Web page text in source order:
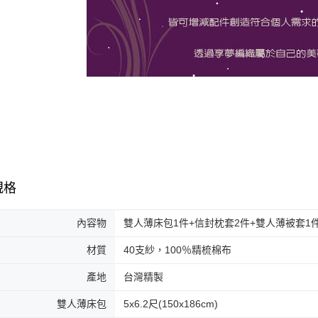
格
內容物 雙人薄床包1件+信封枕套2件+雙人薄被套1
材質 40支紗，100％精梳棉布
產地 台灣精製
雙人薄床包 5x6.2尺(150x186cm)